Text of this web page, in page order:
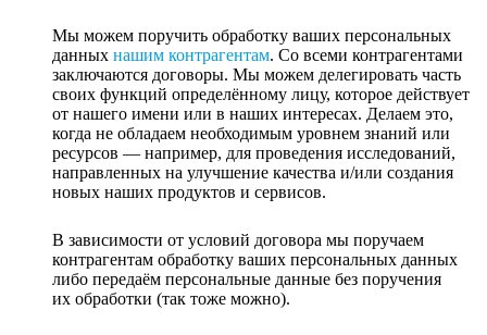
Мы можем поручить обработку ваших персональных
данных нашим контрагентам. Со всеми контрагентами
заключаются договоры. Мы можем делегировать часть
своих функций определённому лицу, которое действует
от нашего имени или в наших интересах. Делаем это,
когда не обладаем необходимым уровнем знаний или
ресурсов — например, для проведения исследований,
направленных на улучшение качества и/или создания
новых наших продуктов и сервисов.
В зависимости от условий договора мы поручаем
контрагентам обработку ваших персональных данных
либо передаём персональные данные без поручения
их обработки (так тоже можно).